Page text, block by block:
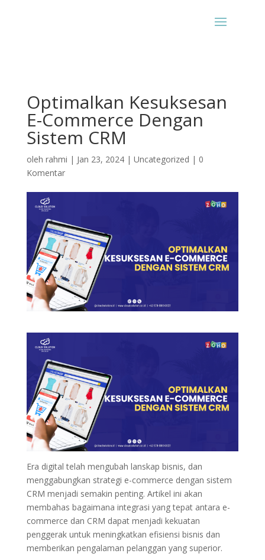
Optimalkan Kesuksesan
E-Commerce Dengan
Sistem CRM
oleh rahmi | Jan 23, 2024| Uncategorized | 0
Komentar
Era digital telah mengubah lanskap bisnis, dan
menggabungkan strategi e-commerce dengan sistem
CRM menjadi semakin penting. Artikel ini akan
membahas bagaimana integrasi yang tepat antara e-
commerce dan CRM dapat menjadi kekuatan
penggerak untuk meningkatkan efisiensi bisnis dan
memberikan pengalaman pelanggan yang superior.